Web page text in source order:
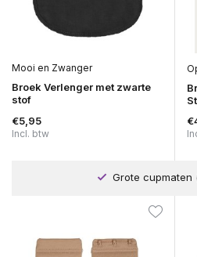
Mooi en Zwanger
Broek Verlenger met zwarte
stof
€5,95
Incl. btw
Grote cupmaten